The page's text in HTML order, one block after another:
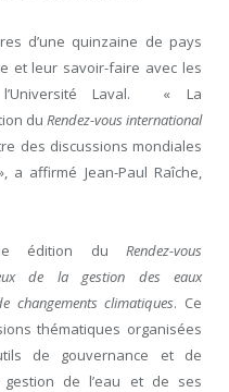
d’une quinzaine de pays
et leur savoir-faire avec les
Laval. « La
du Rendez-vous international
des discussions mondiales
a affirmé Jean-Paul Raîche,
édition du Rendez-vous
de la gestion des eaux
changements climatiques. Ce
thématiques organisées
de gouvernance et de
de l’eau et de ses